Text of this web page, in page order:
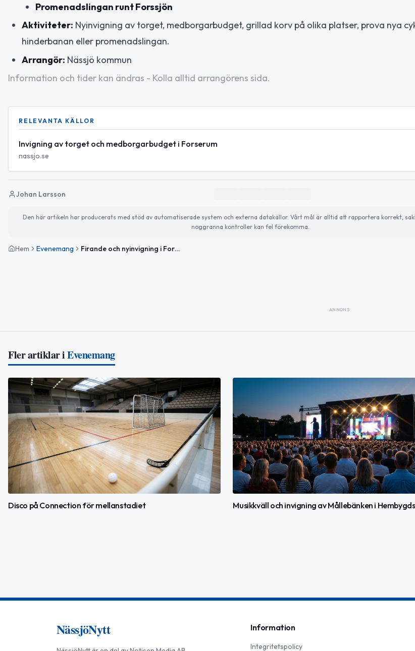
Promenadslingan runt Forssjön
Aktiviteter: Nyinvigning av torget, medborgarbudget, grillad korv på olika platser, prova nya
hinderbanan eller promenadslingan.
Arrangör: Nässjö kommun
Information och tider kan ändras - Kolla alltid arrangörens sida.
RELEVANTA KÄLLOR
Invigning av torget och medborgarbudget i Forserum
nassjo.se
Johan Larsson
Den här artikeln har producerats med stöd av automatiserade system och externa datakällor. Vårt mål är alltid att rapportera korrekt,
noggranna kontroller kan fel förekomma.
Hem Evenemang Firande och nyinvigning i Forserum
ANNONS
Fler artiklar iEvenemang
Disco på Connection för mellanstadiet Musikkväll och invigning av Mållebänken i
NässjöNytt Information
Integritetspolicy